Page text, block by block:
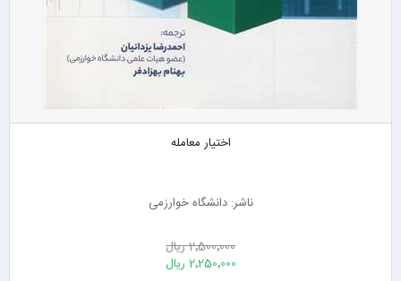
اختیار معامله
ناشر: دانشگاه خوارزمی
2٬500٬000 ریال
2٬250٬000 ریال